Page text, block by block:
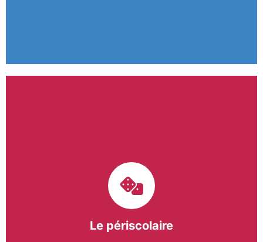
Le périscolaire
bergeracois. A travers les Temps d’Activités
Périscolaires (TAP) et les Pauses Méridiennes, nous
apportons une réponse adaptée et individualisée